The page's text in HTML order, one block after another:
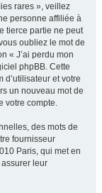
rares », veillez
personne affiliée à
tierce partie ne peut
oubliez le mot de
« J’ai perdu mon
phpBB. Cette
et votre
un nouveau mot de
votre compte.
des mots de
fournisseur
Paris, qui met en
leur